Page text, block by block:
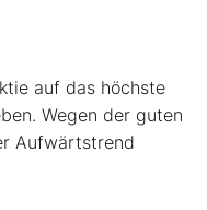
auf das höchste
Wegen der guten
Aufwärtstrend